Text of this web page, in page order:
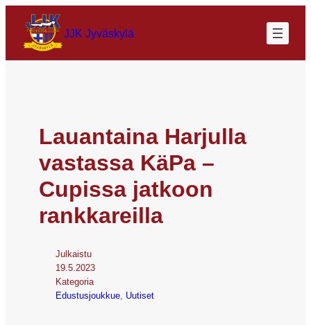
JJK Jyväskylä
Lauantaina Harjulla
vastassa KäPa –
Cupissa jatkoon
rankkareilla
Julkaistu
19.5.2023
Kategoria
Edustusjoukkue Uutiset